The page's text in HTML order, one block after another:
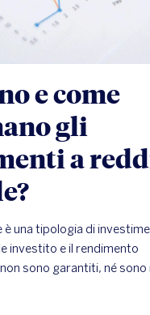
e come
gli
a
una tipologia di
investito e il rendimento
sono garantiti, né sono